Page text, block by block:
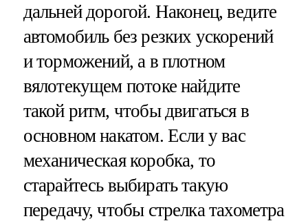
дальней дорогой. Наконец, ведите
автомобиль без резких ускорений
и торможений, а в плотном
вялотекущем потоке найдите
такой ритм, чтобы двигаться в
основном накатом. Если у вас
механическая коробка, то
старайтесь выбирать такую
передачу, чтобы стрелка тахометра